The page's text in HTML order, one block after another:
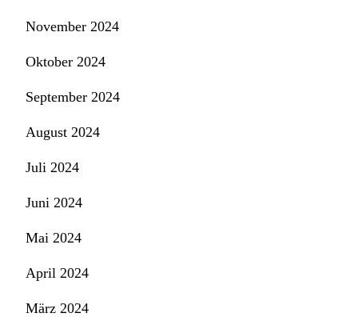
November 2024
Oktober 2024
September 2024
August 2024
Juli 2024
Juni 2024
Mai 2024
April 2024
März 2024